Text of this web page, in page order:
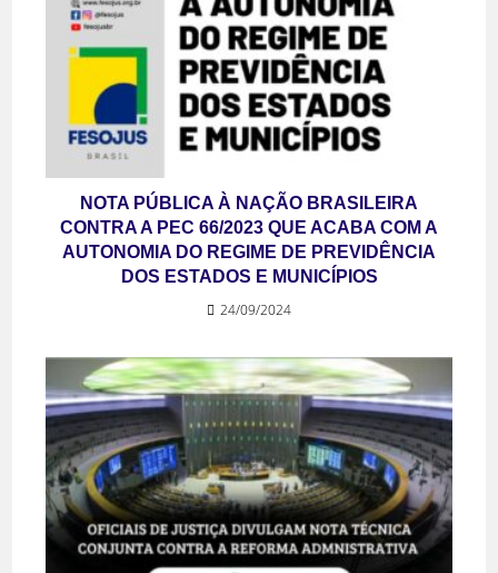
NOTA PÚBLICA À NAÇÃO BRASILEIRA
CONTRA A PEC 66/2023 QUE ACABA COM A
AUTONOMIA DO REGIME DE PREVIDÊNCIA
DOS ESTADOS E MUNICÍPIOS
24/09/2024